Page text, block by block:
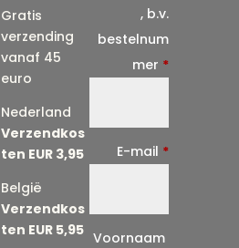
Gratis
verzending
vanaf 45
euro
Nederland
Verzendkos
ten EUR 3,95
België
Verzendkos
ten EUR 5,95
, b.v.
bestelnum
mer *
E-mail *
Voornaam